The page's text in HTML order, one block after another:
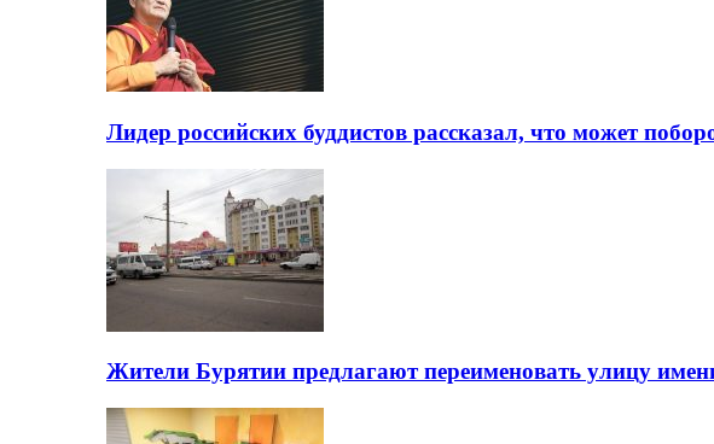
Лидер российских буддистов рассказал, что может
Жители Бурятии предлагают переименовать улицу